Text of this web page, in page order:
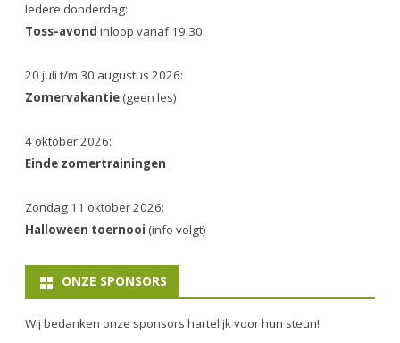
Iedere donderdag:
Toss-avond inloop vanaf 19:30
20 juli t/m 30 augustus 2026:
Zomervakantie(geen les)
4 oktober 2026:
Einde zomertrainingen
Zondag 11 oktober 2026:
Halloween toernooi (info volgt)
ONZE SPONSORS
Wij bedanken onze sponsors hartelijk voor hun steun!